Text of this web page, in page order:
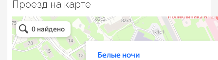
Проезд на карте